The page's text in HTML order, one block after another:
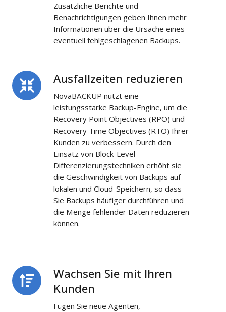
Zusätzliche Berichte und
Benachrichtigungen geben Ihnen mehr
Informationen über die Ursache eines
eventuell fehlgeschlagenen Backups.
Ausfallzeiten reduzieren
NovaBACKUP nutzt eine
leistungsstarke Backup-Engine, um die
Recovery Point Objectives (RPO) und
Recovery Time Objectives (RTO) Ihrer
Kunden zu verbessern. Durch den
Einsatz von Block-Level-
Differenzierungstechniken erhöht sie
die Geschwindigkeit von Backups auf
lokalen und Cloud-Speichern, so dass
Sie Backups häufiger durchführen und
die Menge fehlender Daten reduzieren
können.
Ausfallzeiten
reduzieren
Wachsen Sie mit Ihren
Kunden
Fügen Sie neue Agenten,
Wachsen
Sie
mit